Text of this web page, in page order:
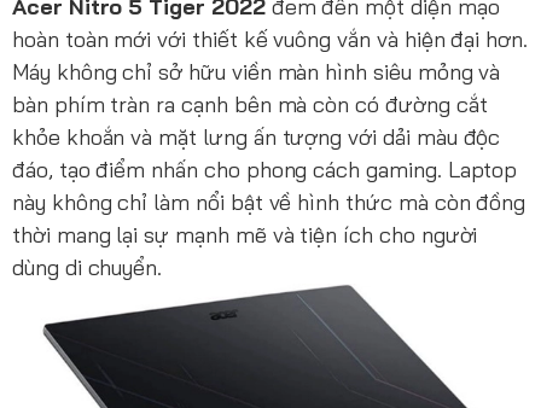
Acer Nitro 5 Tiger 2022đem đến một diện mạo
hoàn toàn mới với thiết kế vuông vắn và hiện đại hơn.
Máy không chỉ sở hữu viền màn hình siêu mỏng và
bàn phím tràn ra cạnh bên mà còn có đường cắt
khỏe khoắn và mặt lưng ấn tượng với dải màu độc
đáo, tạo điểm nhấn cho phong cách gaming. Laptop
này không chỉ làm nổi bật về hình thức mà còn đồng
thời mang lại sự mạnh mẽ và tiện ích cho người
dùng di chuyển.